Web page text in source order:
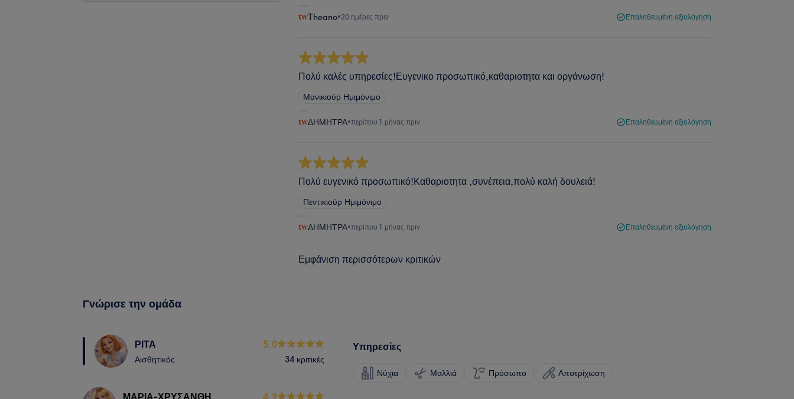
Theano•20 ημέρες πριν Επαληθευμένη αξιολόγηση
Πολύ καλές υπηρεσίες!Ευγενικο προσωπικό,καθαριοτητα και οργάνωση!
Μανικιούρ Ημιμόνιμο
ΔΗΜΗΤΡΑ•περίπου 1 μήνας πριν Επαληθευμένη αξιολόγηση
Πολύ ευγενικό προσωπικό!Καθαριοτητα ,συνέπεια,πολύ καλή δουλειά!
Πεντικιούρ Ημιμόνιμο
ΔΗΜΗΤΡΑ•περίπου 1 μήνας πριν Επαληθευμένη αξιολόγηση
Εμφάνιση περισσότερων κριτικών
Γνώρισε την ομάδα
ΡΙΤΑ
Αισθητικός
5.0
34 κριτικές
ΜΑΡΙΑ-ΧΡΥΣΑΝΘΗ 4.9
Υπηρεσίες
Νύχια Μαλλιά Πρόσωπο Αποτρίχωση